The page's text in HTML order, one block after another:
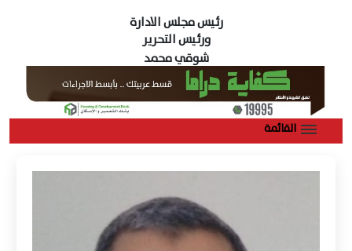
رئيس مجلس الادارة
ورئيس التحرير
شوقي محمد
القائمة